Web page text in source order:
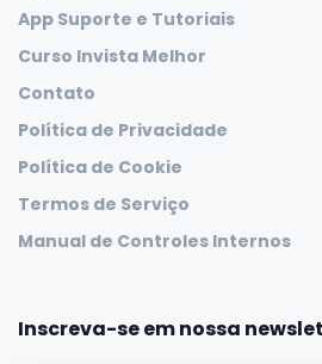
App Suporte e Tutoriais
Curso Invista Melhor
Contato
Política de Privacidade
Política de Cookie
Termos de Serviço
Manual de Controles Internos
Inscreva-se em nossa